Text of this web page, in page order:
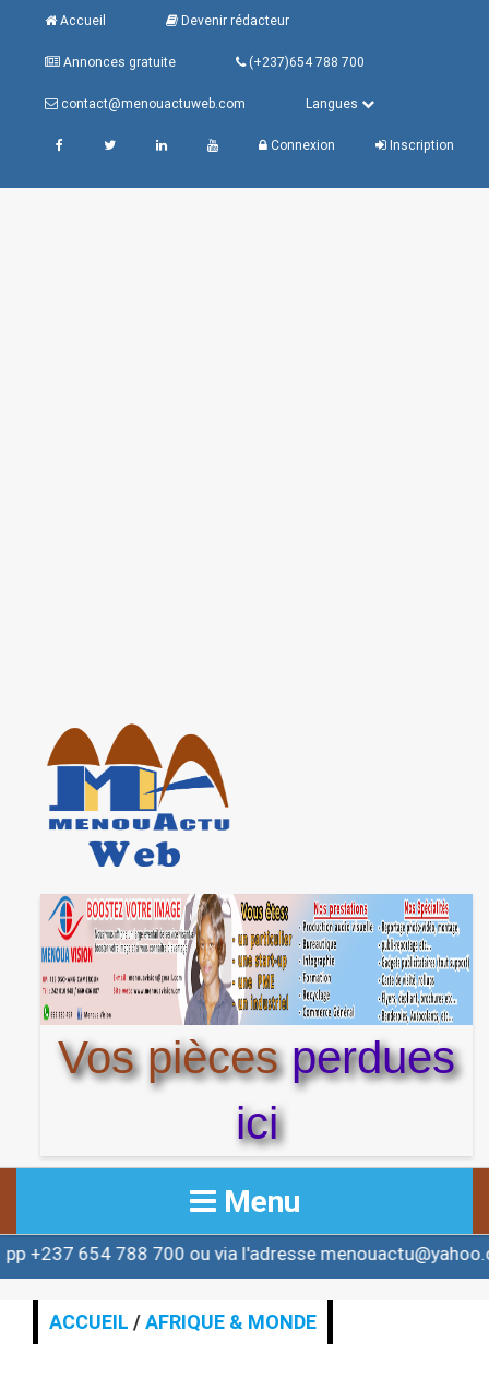
Accueil Devenir rédacteur
Annonces gratuite (+237)654 788 700
contact@menouactuweb.com Langues
Connexion Inscription
Vos piècesperdues
ici
Menu
ACCUEIL
ACTUALITE
700 ou via l'adresse menouactu@yahoo.com ou
ACCUEIL /AFRIQUE & MONDE